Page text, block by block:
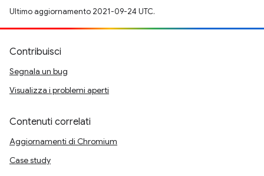
Ultimo aggiornamento 2021-09-24 UTC.
Contribuisci
Segnala un bug
Visualizza i problemi aperti
Contenuti correlati
Aggiornamenti di Chromium
Case study